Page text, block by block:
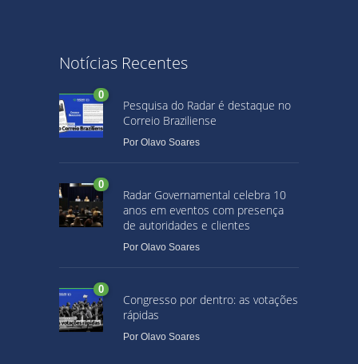
Notícias Recentes
0
Pesquisa do Radar é destaque no
Correio Braziliense
Por Olavo Soares
0
Radar Governamental celebra 10
anos em eventos com presença
de autoridades e clientes
Por Olavo Soares
0
Congresso por dentro: as votações
rápidas
Por Olavo Soares